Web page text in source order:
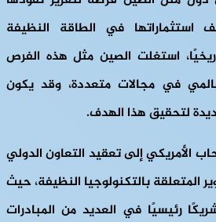
استثماراتها في الطاقة النظيفة
استغلت الصين مثل هذه الفرص
في مجالات متعددة، وقد يكون
لتحقيق هذا الهدف.
الأمريكي إلى تعقيد التعاون الدولي
المتعلقة بالتكنولوجيا النظيفة، حيث
رئيسيًا في العديد من المبادرات